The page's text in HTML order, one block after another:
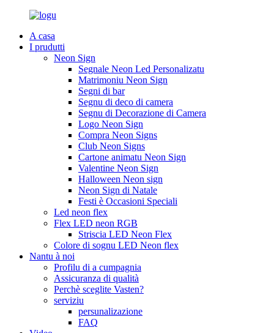
A casa
I prudutti
Neon Sign
Segnale Neon Led Personalizatu
Matrimoniu Neon Sign
Segni di bar
Segnu di deco di camera
Segnu di Decorazione di Camera
Logo Neon Sign
Compra Neon Signs
Club Neon Signs
Cartone animatu Neon Sign
Valentine Neon Sign
Halloween Neon sign
Neon Sign di Natale
Festi è Occasioni Speciali
Led neon flex
Flex LED neon RGB
Striscia LED Neon Flex
Colore di sognu LED Neon flex
Nantu à noi
Profilu di a cumpagnia
Assicuranza di qualità
Perchè sceglite Vasten?
serviziu
persunalizazione
FAQ